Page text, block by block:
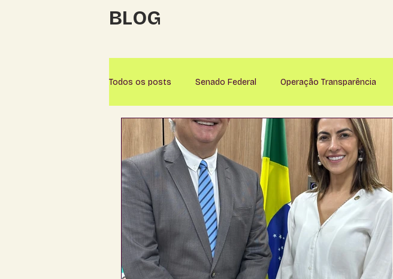
BLOG
Todos os posts Senado Federal Operação Transparência
Alcinópolis Amambaí Anastácio Anaurilândia
Aquidauana Bandeirantes Bataguassu Baytaporã
Brasilândia Caarapó Camapuã Campo Grande
Corguinho Coronel Sapucaia Corumbá Costa Rica